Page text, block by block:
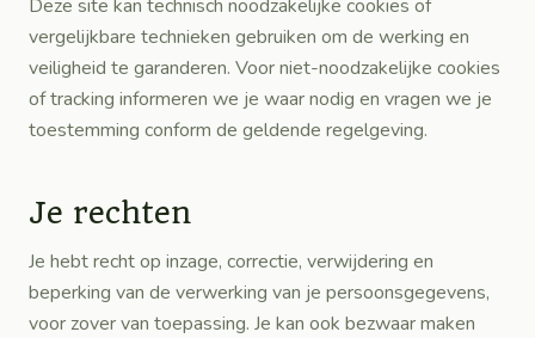
Deze site kan technisch noodzakelijke cookies of
vergelijkbare technieken gebruiken om de werking en
veiligheid te garanderen. Voor niet-noodzakelijke cookies
of tracking informeren we je waar nodig en vragen we je
toestemming conform de geldende regelgeving.
Je rechten
Je hebt recht op inzage, correctie, verwijdering en
beperking van de verwerking van je persoonsgegevens,
voor zover van toepassing. Je kan ook bezwaar maken